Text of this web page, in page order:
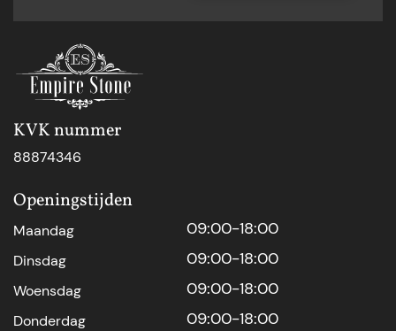
KVK nummer
88874346
Openingstijden
Maandag 09:00-18:00
Dinsdag 09:00-18:00
Woensdag 09:00-18:00
Donderdag 09:00-18:00